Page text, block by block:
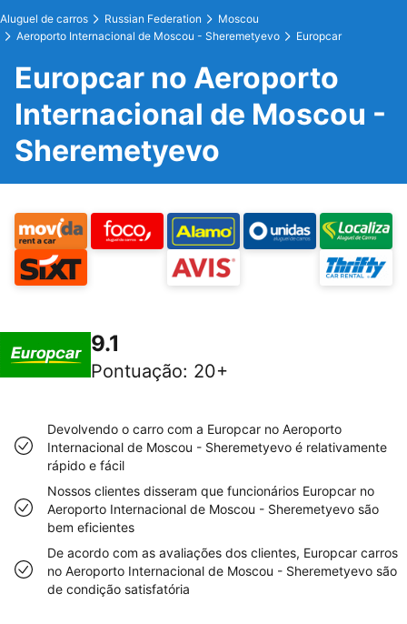
Aluguel de carros Russian Federation
Moscou
Aeroporto Internacional de Moscou - Sheremetyevo
Europcar
Europcar no Aeroporto
Internacional de Moscou -
Sheremetyevo
9.1
Pontuação: 20+
Devolvendo o carro com a Europcar no Aeroporto
Internacional de Moscou - Sheremetyevo é relativamente
rápido e fácil
Nossos clientes disseram que funcionários Europcar no
Aeroporto Internacional de Moscou - Sheremetyevo são
bem eficientes
De acordo com as avaliações dos clientes, Europcar carros
no Aeroporto Internacional de Moscou - Sheremetyevo são
de condição satisfatória